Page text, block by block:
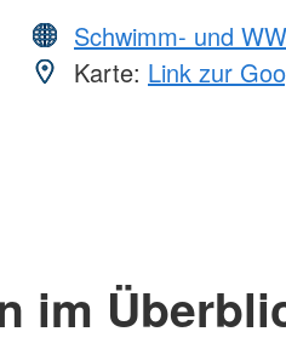
Schwimm- und
Karte: Link zur
im